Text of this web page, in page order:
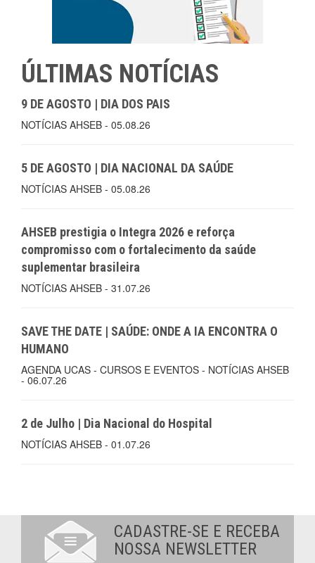
ÚLTIMAS NOTÍCIAS
9 DE AGOSTO | DIA DOS PAIS
NOTÍCIAS AHSEB - 05.08.26
5 DE AGOSTO | DIA NACIONAL DA SAÚDE
NOTÍCIAS AHSEB - 05.08.26
AHSEB prestigia o Integra 2026 e reforça
compromisso com o fortalecimento da saúde
suplementar brasileira
NOTÍCIAS AHSEB - 31.07.26
SAVE THE DATE | SAÚDE: ONDE A IA ENCONTRA O
HUMANO
AGENDA UCAS - CURSOS E EVENTOS - NOTÍCIAS AHSEB
- 06.07.26
2 de Julho | Dia Nacional do Hospital
NOTÍCIAS AHSEB - 01.07.26
CADASTRE-SE E RECEBA
NOSSA NEWSLETTER